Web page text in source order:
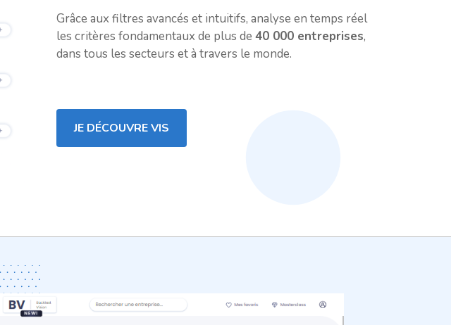
Grâce aux filtres avancés et intuitifs, analyse en temps réel
les critères fondamentaux de plus de 40 000 entreprises,
dans tous les secteurs et à travers le monde.
JE DÉCOUVRE VIS